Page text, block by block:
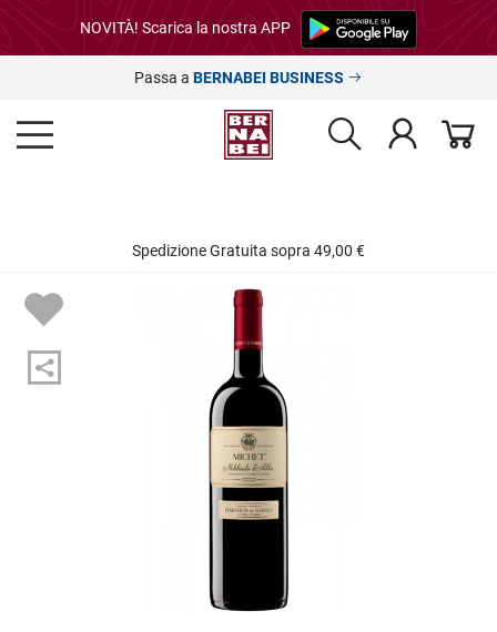
NOVITÀ! Scarica la nostra APP
Passa a BERNABEI BUSINESS
Spedizione Gratuita sopra 49,00 €